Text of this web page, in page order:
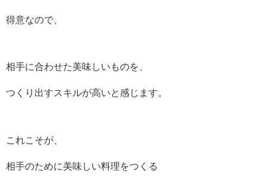
得意なので、
相手に合わせた美味しいものを、
つくり出すスキルが高いと感じます。
これこそが、
相手のために美味しい料理をつくる